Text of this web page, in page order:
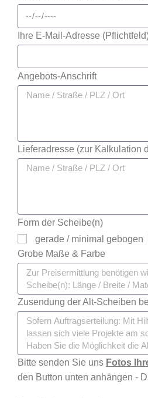
Ihre E-Mail-Adresse
Angebots-Anschrift
Lieferadresse (zur Kalkulation
Form der Scheibe(n)
gerade / minimal gebogen
Grobe Maße & Farbe
Zusendung der Alt-Scheiben
Bitte senden Sie uns Fotos
den Button unten anhängen -